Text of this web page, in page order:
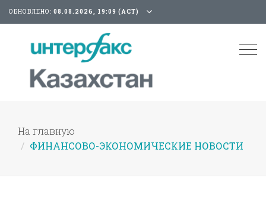
ОБНОВЛЕНО: 08.08.2026, 19:09 (АСТ)
На главную
ФИНАНСОВО-ЭКОНОМИЧЕСКИЕ НОВОСТИ